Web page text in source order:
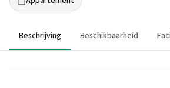
Beschrijving Beschikbaarheid